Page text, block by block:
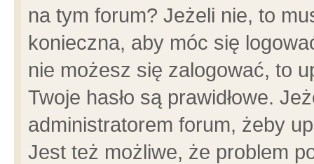
na tym forum? Jeżeli nie, to
konieczna, aby móc się
nie możesz się zalogować, to
Twoje hasło są prawidłowe.
administratorem forum, żeby
Jest też możliwe, że problem